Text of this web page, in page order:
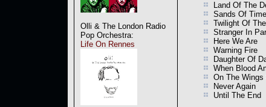
Olli & The London Radio
Pop Orchestra:
Life On Rennes
Land Of The
Sands Of Time
Twilight Of
Stranger In
Here We Are
Warning Fire
Daughter Of
When Blood
On The
Never Again
Until The End